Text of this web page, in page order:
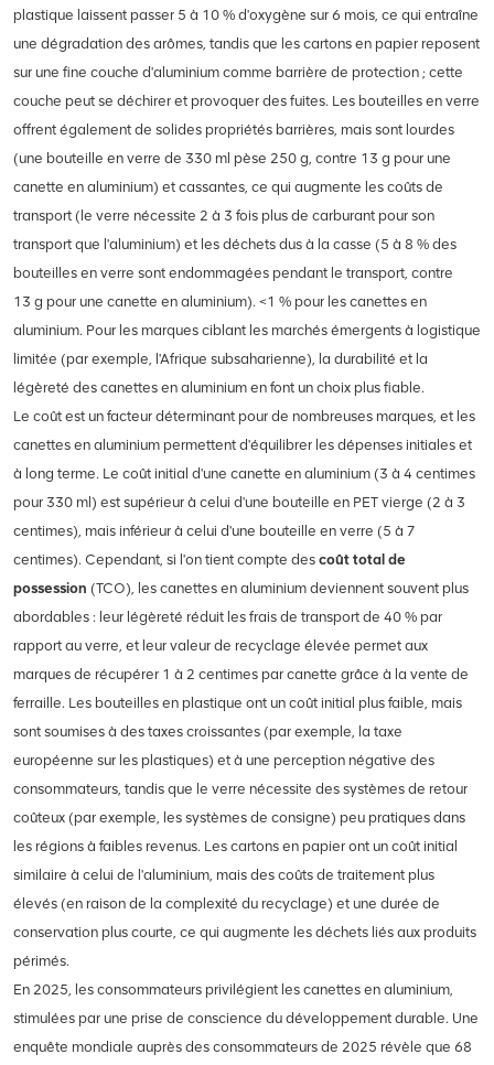
plastique laissent passer 5 à 10 % d'oxygène sur 6 mois, ce qui entraîne
une dégradation des arômes, tandis que les cartons en papier reposent
sur une fine couche d'aluminium comme barrière de protection ; cette
couche peut se déchirer et provoquer des fuites. Les bouteilles en verre
offrent également de solides propriétés barrières, mais sont lourdes
(une bouteille en verre de 330 ml pèse 250 g, contre 13 g pour une
canette en aluminium) et cassantes, ce qui augmente les coûts de
transport (le verre nécessite 2 à 3 fois plus de carburant pour son
transport que l'aluminium) et les déchets dus à la casse (5 à 8 % des
bouteilles en verre sont endommagées pendant le transport, contre
13 g pour une canette en aluminium). <1 % pour les canettes en
aluminium. Pour les marques ciblant les marchés émergents à logistique
limitée (par exemple, l'Afrique subsaharienne), la durabilité et la
légèreté des canettes en aluminium en font un choix plus fiable.
Le coût est un facteur déterminant pour de nombreuses marques, et les
canettes en aluminium permettent d'équilibrer les dépenses initiales et
à long terme. Le coût initial d'une canette en aluminium (3 à 4 centimes
pour 330 ml) est supérieur à celui d'une bouteille en PET vierge (2 à 3
centimes), mais inférieur à celui d'une bouteille en verre (5 à 7
centimes). Cependant, si l'on tient compte des coût total de
possession (TCO), les canettes en aluminium deviennent souvent plus
abordables : leur légèreté réduit les frais de transport de 40 % par
rapport au verre, et leur valeur de recyclage élevée permet aux
marques de récupérer 1 à 2 centimes par canette grâce à la vente de
ferraille. Les bouteilles en plastique ont un coût initial plus faible, mais
sont soumises à des taxes croissantes (par exemple, la taxe
européenne sur les plastiques) et à une perception négative des
consommateurs, tandis que le verre nécessite des systèmes de retour
coûteux (par exemple, les systèmes de consigne) peu pratiques dans
les régions à faibles revenus. Les cartons en papier ont un coût initial
similaire à celui de l'aluminium, mais des coûts de traitement plus
élevés (en raison de la complexité du recyclage) et une durée de
conservation plus courte, ce qui augmente les déchets liés aux produits
périmés.
En 2025, les consommateurs privilégient les canettes en aluminium,
stimulées par une prise de conscience du développement durable. Une
enquête mondiale auprès des consommateurs de 2025 révèle que 68